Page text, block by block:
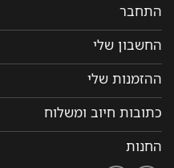
התחבר
החשבון שלי
ההזמנות שלי
כתובות חיוב ומשלוח
החנות